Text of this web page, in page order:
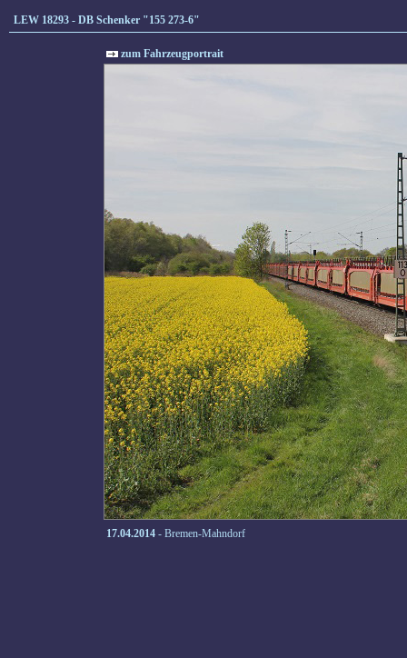
LEW 18293 - DB Schenker "155 273-6"
zum Fahrzeugportrait
17.04.2014 - Bremen-Mahndorf